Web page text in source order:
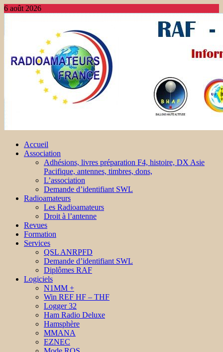
6 août 2026
Accueil
Association
Adhésions, livres préparation F4, histoire, DX Asie
Pacifique, antennes, timbres, dons,
L’association
Demande d’identifiant SWL
Radioamateurs
Les Radioamateurs
Droit à l’antenne
Revues
Formation
Services
QSL ANRPFD
Demande d’identifiant SWL
Diplômes RAF
Logiciels
N1MM +
Win REF HF – THF
Logger 32
Ham Radio Deluxe
Hamsphère
MMANA
EZNEC